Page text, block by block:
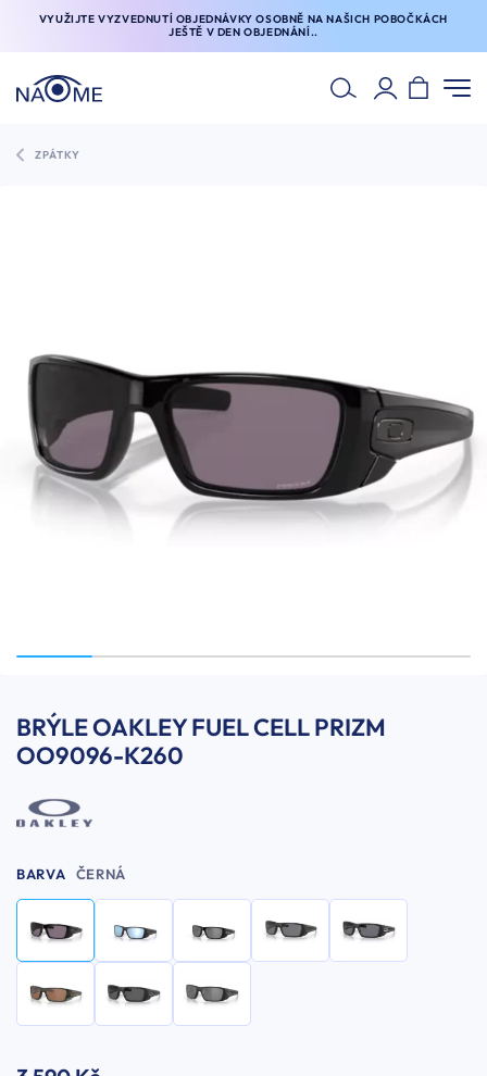
VYUŽIJTE VYZVEDNUTÍ OBJEDNÁVKY OSOBNĚ NA NAŠICH POBOČKÁCH
JEŠTĚ V DEN OBJEDNÁNÍ..
ZPÁTKY
BRÝLE OAKLEY FUEL CELL PRIZM
OO9096-K260
BARVA ČERNÁ